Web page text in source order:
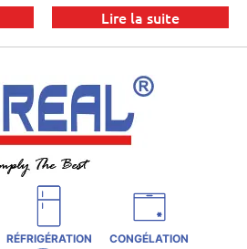
Lire la suite
RÉFRIGÉRATION CONGÉLATION